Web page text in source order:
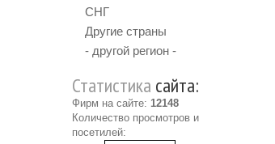
СНГ
Другие страны
- другой регион -
Статистика сайта:
Фирм на сайте: 12148
Количество просмотров и
посетилей: